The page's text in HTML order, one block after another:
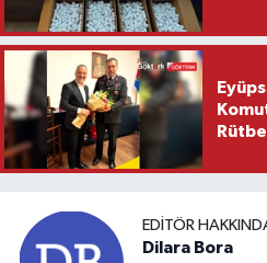
EDITÖR
Dilara Bora